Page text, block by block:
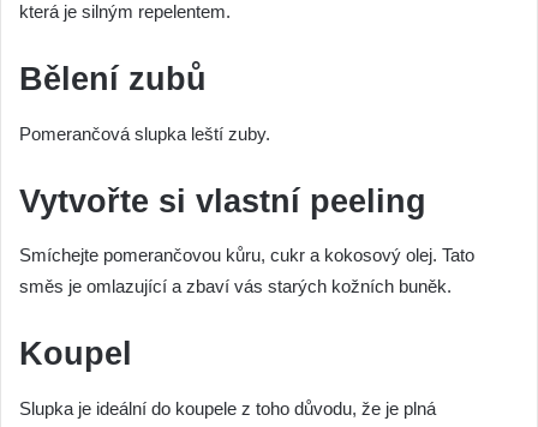
která je silným repelentem.
Bělení zubů
Pomerančová slupka leští zuby.
Vytvořte si vlastní peeling
Smíchejte pomerančovou kůru, cukr a kokosový olej. Tato
směs je omlazující a zbaví vás starých kožních buněk.
Koupel
Slupka je ideální do koupele z toho důvodu, že je plná